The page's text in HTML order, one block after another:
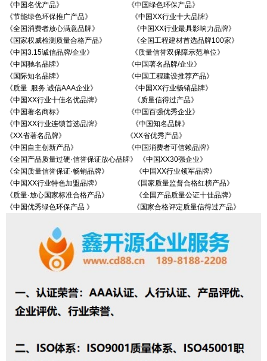
《中国名优产品》 《中国绿色环保产品》
《节能绿色环保推广产品》 《中国XX行业十大品牌》
《全国消费者放心满意品牌》 《中国XX行业最具影响力品牌》
《国家权威检测质量合格产品》 《全国工程建材首选品牌100家》
《中国3.15诚信品牌/企业》 《质量信誉双保障示范单位》
《中国驰名品牌》 《中国著名品牌/企业》
《国际知名品牌》 《中国工程建设推荐产品》
《质量 .服务.诚信AAA企业》 《中国XX行业畅销品牌》
《中国XX行业十佳名优品牌》 《质量信得过产品》
《中国著名商标》 《中国百强优秀企业》
《中国XX行业连锁首选品牌》 《中国知名品牌》
《XX省著名品牌》 《XX省优秀产品》
《中国自主创新产品》 《中国消费者可信赖品牌》
《全国产品质量过硬·信誉保证放心品牌》 《中国XX30强企业》
《全国质量信誉保证·畅销品牌》 《中国XX行业领军品牌》
《中国XX行业特色加盟品牌》 《国家质量监督合格红榜产品》
《质量·放心国家标准合格产品》 《全国产品质量公证十佳品牌》
《中国优秀绿色环保产品 》 《国家合格评定质量信得过产品》